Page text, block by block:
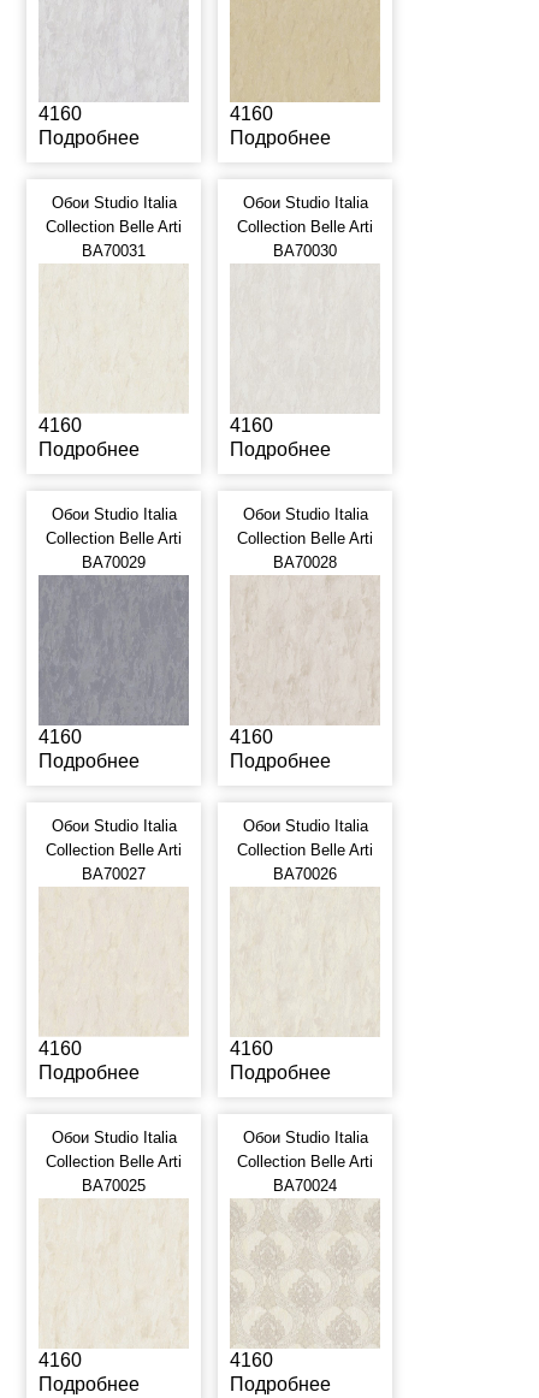
4160
Подробнее
4160
Подробнее
Обои Studio Italia
Collection Belle Arti
BA70031
4160
Подробнее
Обои Studio Italia
Collection Belle Arti
BA70030
4160
Подробнее
Обои Studio Italia
Collection Belle Arti
BA70029
4160
Подробнее
Обои Studio Italia
Collection Belle Arti
BA70028
4160
Подробнее
Обои Studio Italia
Collection Belle Arti
BA70027
4160
Подробнее
Обои Studio Italia
Collection Belle Arti
BA70026
4160
Подробнее
Обои Studio Italia
Collection Belle Arti
BA70025
4160
Подробнее
Обои Studio Italia
Collection Belle Arti
BA70024
4160
Подробнее